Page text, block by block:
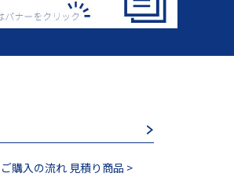
ご購入の流れ 見積り商品 >